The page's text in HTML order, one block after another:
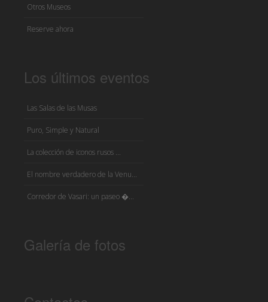
Otros Museos
Reserve ahora
Los últimos eventos
Las Salas de las Musas
Puro, Simple y Natural
La colección de iconos rusos ...
El nombre verdadero de la Venu...
Corredor de Vasari: un paseo �...
Galería de fotos